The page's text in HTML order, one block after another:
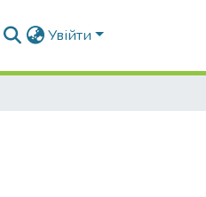
Увійти